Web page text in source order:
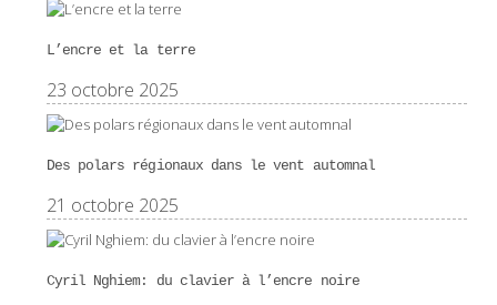
L’encre et la terre
23 octobre 2025
Des polars régionaux dans le vent automnal
21 octobre 2025
Cyril Nghiem: du clavier à l’encre noire